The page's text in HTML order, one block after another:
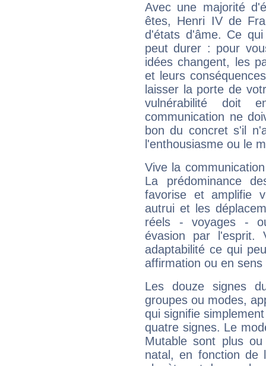
Avec une majorité
êtes, Henri IV de
d'états d'âme. Ce
peut durer : pour
idées changent, les
et leurs
laisser la porte de
vulnérabilité doit
communication ne
bon du concret s'il
l'enthousiasme ou le
Vive la
La prédominance
favorise et amplifie
autrui et les
réels - voyages -
évasion par l'esprit.
adaptabilité ce qui
affirmation ou en
Les douze signes
groupes ou modes,
qui signifie
quatre signes. Le
Mutable sont plus
natal, en fonction de